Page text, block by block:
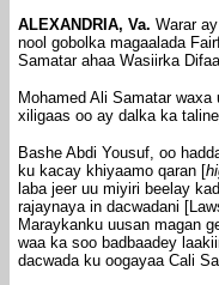
ALEXANDRIA, Va. Warar
nool gobolka magaalada
Samatar ahaa Wasiirka
Mohamed Ali Samatar
xiligaas oo ay dalka ka
Bashe Abdi Yousuf, oo
ku kacay khiyaamo qaran [
laba jeer uu miyiri beelay
rajaynaya in dacwadani
Maraykanku uusan magan
waa ka soo badbaadey
dacwada ku oogayaa Cali